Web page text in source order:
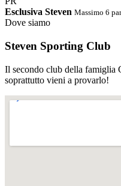
Esclusiva Steven Massimo 6
Dove siamo
Steven Sporting Club
Il secondo club della famiglia
soprattutto vieni a provarlo!
PDF
Abbonamento STEVEN